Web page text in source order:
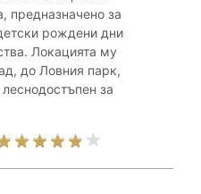
предназначено за
рождени дни
Локацията му
до Ловния парк,
за